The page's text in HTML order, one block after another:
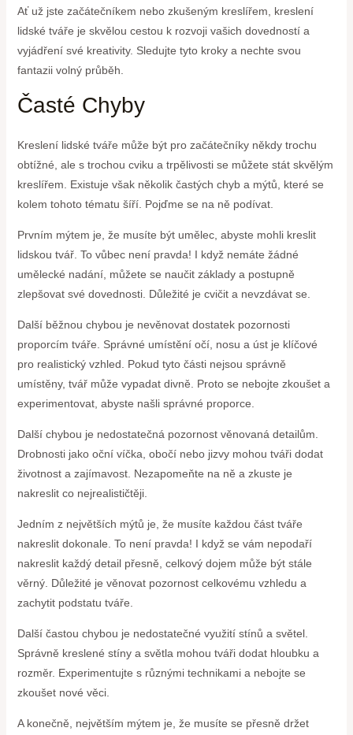
Ať už jste začátečníkem nebo zkušeným kreslířem, kreslení
lidské tváře je skvělou cestou k rozvoji vašich dovedností a
vyjádření své kreativity. Sledujte tyto kroky a nechte svou
fantazii volný průběh.
Časté Chyby
Kreslení lidské tváře může být pro začátečníky někdy trochu
obtížné, ale s trochou cviku a trpělivosti se můžete stát skvělým
kreslířem. Existuje však několik častých chyb a mýtů, které se
kolem tohoto tématu šíří. Pojďme se na ně podívat.
Prvním mýtem je, že musíte být umělec, abyste mohli kreslit
lidskou tvář. To vůbec není pravda! I když nemáte žádné
umělecké nadání, můžete se naučit základy a postupně
zlepšovat své dovednosti. Důležité je cvičit a nevzdávat se.
Další běžnou chybou je nevěnovat dostatek pozornosti
proporcím tváře. Správné umístění očí, nosu a úst je klíčové
pro realistický vzhled. Pokud tyto části nejsou správně
umístěny, tvář může vypadat divně. Proto se nebojte zkoušet a
experimentovat, abyste našli správné proporce.
Další chybou je nedostatečná pozornost věnovaná detailům.
Drobnosti jako oční víčka, obočí nebo jizvy mohou tváři dodat
životnost a zajímavost. Nezapomeňte na ně a zkuste je
nakreslit co nejrealističtěji.
Jedním z největších mýtů je, že musíte každou část tváře
nakreslit dokonale. To není pravda! I když se vám nepodaří
nakreslit každý detail přesně, celkový dojem může být stále
věrný. Důležité je věnovat pozornost celkovému vzhledu a
zachytit podstatu tváře.
Další častou chybou je nedostatečné využití stínů a světel.
Správně kreslené stíny a světla mohou tváři dodat hloubku a
rozměr. Experimentujte s různými technikami a nebojte se
zkoušet nové věci.
A konečně, největším mýtem je, že musíte se přesně držet